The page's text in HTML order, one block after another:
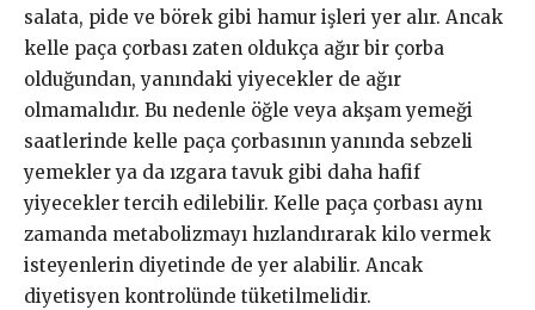
salata, pide ve börek gibi hamur işleri yer alır. Ancak
kelle paça çorbası zaten oldukça ağır bir çorba
olduğundan, yanındaki yiyecekler de ağır
olmamalıdır. Bu nedenle öğle veya akşam yemeği
saatlerinde kelle paça çorbasının yanında sebzeli
yemekler ya da ızgara tavuk gibi daha hafif
yiyecekler tercih edilebilir. Kelle paça çorbası aynı
zamanda metabolizmayı hızlandırarak kilo vermek
isteyenlerin diyetinde de yer alabilir. Ancak
diyetisyen kontrolünde tüketilmelidir.